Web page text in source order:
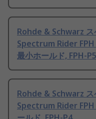
Rohde & Schwarz
Spectrum Rider
最小ホールド, FPH-P5
Rohde & Schwarz
Spectrum Rider